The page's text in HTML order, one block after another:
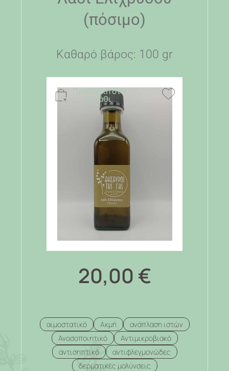
(πόσιμο)
Καθαρό βάρος: 100 gr
Προσθήκη στο
καλάθι
20,00 €
αιμοστατικό Ακμή
ανάπλαση ιστών
Ανοσοποιητικό
Αντιμικροβιακό
αντισηπτικό
αντιφλεγμονώδες
δερματικές μολύνσεις